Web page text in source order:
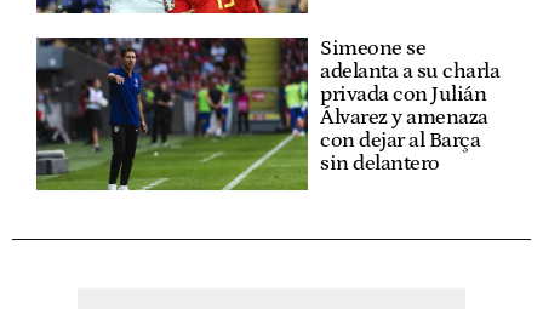
Simeone se
adelanta a su charla
privada con Julián
Álvarez y amenaza
con dejar al Barça
sin delantero